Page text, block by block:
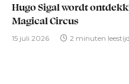
Hugo Sigal wordt
Magical Circus
15 juli 2026 2 minuten leestijd